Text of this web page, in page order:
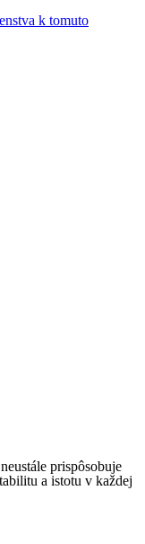
k tomuto
prispôsobuje
a istotu v každej